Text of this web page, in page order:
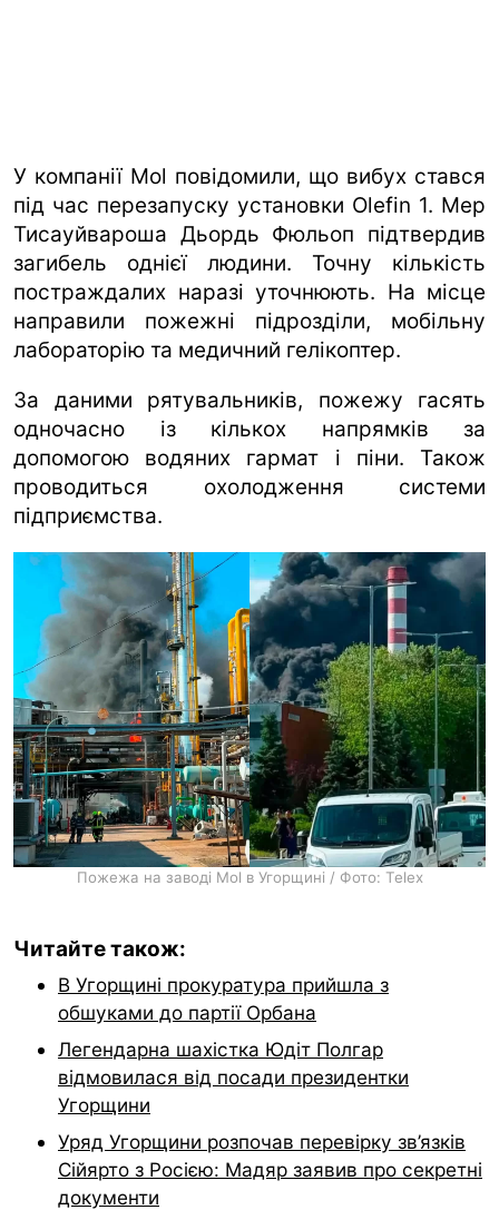
У компанії Mol повідомили, що вибух стався
під час перезапуску установки Olefin 1. Мер
Тисауйвароша Дьордь Фюльоп підтвердив
загибель однієї людини. Точну кількість
постраждалих наразі уточнюють. На місце
направили пожежні підрозділи, мобільну
лабораторію та медичний гелікоптер.
За даними рятувальників, пожежу гасять
одночасно із кількох напрямків за
допомогою водяних гармат і піни. Також
проводиться охолодження системи
підприємства.
Пожежа на заводі Mol в Угорщині / Фото: Telex
Читайте також:
В Угорщині прокуратура прийшла з
обшуками до партії Орбана
Легендарна шахістка Юдіт Полгар
відмовилася від посади президентки
Угорщини
Уряд Угорщини розпочав перевірку зв’язків
Сійярто з Росією: Мадяр заявив про секретні
документи